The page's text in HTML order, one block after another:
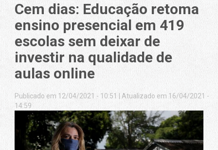
Cem dias: Educação retoma
ensino presencial em 419
escolas sem deixar de
investir na qualidade de
aulas online
Publicado em 12/04/2021 - 10:51
Atualizado em 16/04/2021 -
14:59